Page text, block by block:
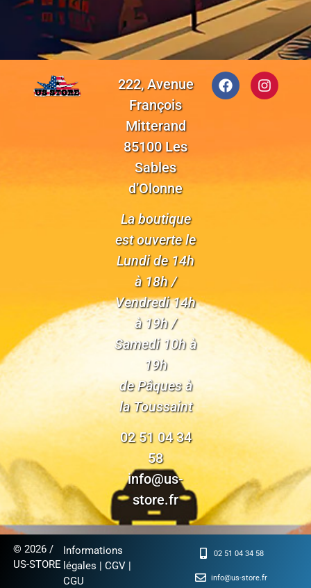
222, Avenue
François
Mitterand
85100 Les
Sables
d’Olonne
La boutique
est ouverte le
Lundi de 14h
à 18h /
Vendredi 14h
à 19h /
Samedi 10h à
19h
de Pâques à
la Toussaint
02 51 04 34
58
info@us-
store.fr
© 2026 /
US-STORE
Informations
légales |CGV |
CGU
02 51 04 34 58
info@us-store.fr